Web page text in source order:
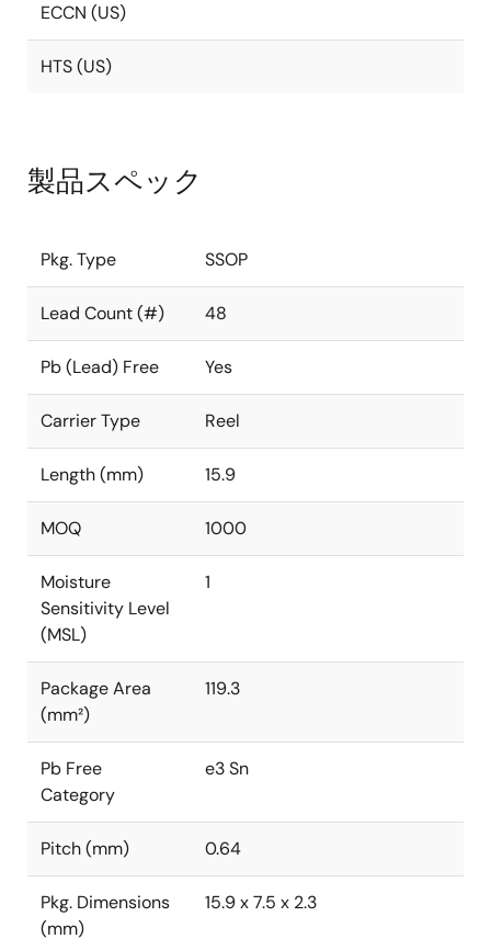
ECCN (US)
HTS (US)
製品スペック
Pkg. Type SSOP
Lead Count (#) 48
Pb (Lead) Free Yes
Carrier Type Reel
Length (mm) 15.9
MOQ 1000
Moisture
Sensitivity Level
(MSL)
1
Package Area
(mm²)
119.3
Pb Free
Category
e3 Sn
Pitch (mm) 0.64
Pkg. Dimensions
(mm)
15.9 x 7.5 x 2.3